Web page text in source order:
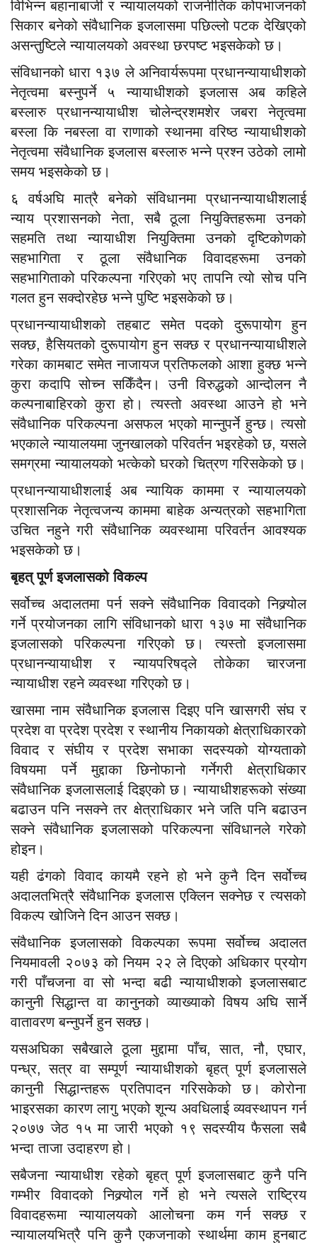
विभिन्न बहानाबाजी र न्यायालयको राजनीतिक कोपभाजनको
सिकार बनेको संवैधानिक इजलासमा पछिल्लो पटक देखिएको
असन्तुष्टिले न्यायालयको अवस्था छरपष्ट भइसकेको छ।
संविधानको धारा १३७ ले अनिवार्यरूपमा प्रधानन्यायाधीशको
नेतृत्वमा बस्नुपर्ने ५ न्यायाधीशको इजलास अब कहिले
बस्लारु प्रधानन्यायाधीश चोलेन्द्रशमशेर जबरा नेतृत्वमा
बस्ला कि नबस्ला वा राणाको स्थानमा वरिष्ठ न्यायाधीशको
नेतृत्वमा संवैधानिक इजलास बस्लारु भन्ने प्रश्न उठेको लामो
समय भइसकेको छ।
६ वर्षअघि मात्रै बनेको संविधानमा प्रधानन्यायाधीशलाई
न्याय प्रशासनको नेता, सबै ठूला नियुक्तिहरूमा उनको
सहमति तथा न्यायाधीश नियुक्तिमा उनको दृष्टिकोणको
सहभागिता र ठूला संवैधानिक विवादहरूमा उनको
सहभागिताको परिकल्पना गरिएको भए तापनि त्यो सोच पनि
गलत हुन सक्दोरहेछ भन्ने पुष्टि भइसकेको छ।
प्रधानन्यायाधीशको तहबाट समेत पदको दुरूपायोग हुन
सक्छ, हैसियतको दुरूपायोग हुन सक्छ र प्रधानन्यायाधीशले
गरेका कामबाट समेत नाजायज प्रतिफलको आशा हुक्छ भन्ने
कुरा कदापि सोच्न सकिँदैन। उनी विरुद्धको आन्दोलन नै
कल्पनाबाहिरको कुरा हो। त्यस्तो अवस्था आउने हो भने
संवैधानिक परिकल्पना असफल भएको मान्नुपर्ने हुन्छ। त्यसो
भएकाले न्यायालयमा जुनखालको परिवर्तन भइरहेको छ, यसले
समग्रमा न्यायालयको भत्केको घरको चित्रण गरिसकेको छ।
प्रधानन्यायाधीशलाई अब न्यायिक काममा र न्यायालयको
प्रशासनिक नेतृत्वजन्य काममा बाहेक अन्यत्रको सहभागिता
उचित नहुने गरी संवैधानिक व्यवस्थामा परिवर्तन आवश्यक
भइसकेको छ।
बृहत् पूर्ण इजलासको विकल्प
सर्वोच्च अदालतमा पर्न सक्ने संवैधानिक विवादको निक्र्योल
गर्ने प्रयोजनका लागि संविधानको धारा १३७ मा संवैधानिक
इजलासको परिकल्पना गरिएको छ। त्यस्तो इजलासमा
प्रधानन्यायाधीश र न्यायपरिषद्ले तोकेका चारजना
न्यायाधीश रहने व्यवस्था गरिएको छ।
खासमा नाम संवैधानिक इजलास दिइए पनि खासगरी संघ र
प्रदेश वा प्रदेश प्रदेश र स्थानीय निकायको क्षेत्राधिकारको
विवाद र संघीय र प्रदेश सभाका सदस्यको योग्यताको
विषयमा पर्ने मुद्दाका छिनोफानो गर्नेगरी क्षेत्राधिकार
संवैधानिक इजलासलाई दिइएको छ। न्यायाधीशहरूको संख्या
बढाउन पनि नसक्ने तर क्षेत्राधिकार भने जति पनि बढाउन
सक्ने संवैधानिक इजलासको परिकल्पना संविधानले गरेको
होइन।
यही ढंगको विवाद कायमै रहने हो भने कुनै दिन सर्वोच्च
अदालतभित्रै संवैधानिक इजलास एक्लिन सक्नेछ र त्यसको
विकल्प खोजिने दिन आउन सक्छ।
संवैधानिक इजलासको विकल्पका रूपमा सर्वोच्च अदालत
नियमावली २०७३ को नियम २२ ले दिएको अधिकार प्रयोग
गरी पाँचजना वा सो भन्दा बढी न्यायाधीशको इजलासबाट
कानुनी सिद्धान्त वा कानुनको व्याख्याको विषय अघि सार्ने
वातावरण बन्नुपर्ने हुन सक्छ।
यसअघिका सबैखाले ठूला मुद्दामा पाँच, सात, नौ, एघार,
पन्ध्र, सत्र वा सम्पूर्ण न्यायाधीशको बृहत् पूर्ण इजलासले
कानुनी सिद्धान्तहरू प्रतिपादन गरिसकेको छ। कोरोना
भाइरसका कारण लागु भएको शून्य अवधिलाई व्यवस्थापन गर्न
२०७७ जेठ १५ मा जारी भएको १९ सदस्यीय फैसला सबै
भन्दा ताजा उदाहरण हो।
सबैजना न्यायाधीश रहेको बृहत् पूर्ण इजलासबाट कुनै पनि
गम्भीर विवादको निक्र्योल गर्ने हो भने त्यसले राष्ट्रिय
विवादहरूमा न्यायालयको आलोचना कम गर्न सक्छ र
न्यायालयभित्रै पनि कुनै एकजनाको स्थार्थमा काम हुनबाट